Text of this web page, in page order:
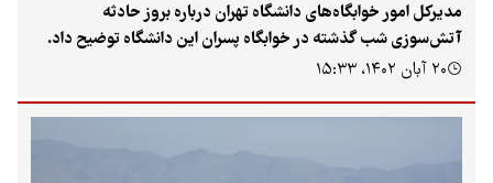
امور خوابگاه‌های دانشگاه تهران درباره بروز حادثه
شب گذشته در خوابگاه پسران این دانشگاه توضیح داد.